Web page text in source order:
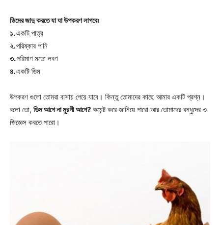
ডিমের জাদু করতে যা যা উপকরণ লাগবেঃ
১.একটি পাত্র
২.পরিষ্কার পানি
৩.পরিমাণ মতো লবণ
৪.একটি ডিম
উপকরণ গুলো তোমরা বাসায় পেয়ে যাবে। কিন্তু তোমাদের কাছে আমার একটি প্রশ্ন।
বলো তো, ডিম আগে না মুরগী আগে? কমেন্ট করে জানিয়ে পারো আর তোমাদের বন্ধুদের ও
জিজ্ঞেস করতে পারো।